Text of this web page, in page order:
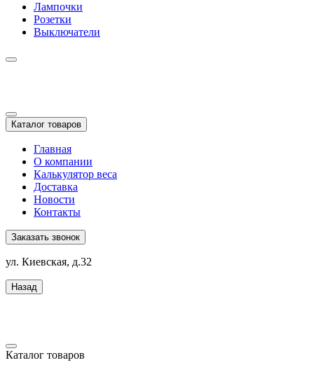
Лампочки
Розетки
Выключатели
Каталог товаров
Главная
О компании
Калькулятор веса
Доставка
Новости
Контакты
Заказать звонок
ул. Киевская, д.32
Назад
Каталог товаров